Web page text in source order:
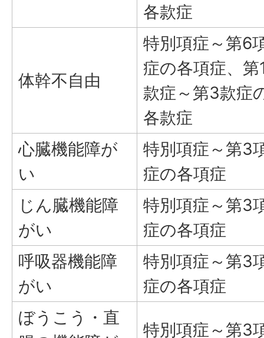
各款症
体幹不自由
特別項症～第6
症の各項症、第
款症～第3款症
各款症
心臓機能障が
い
特別項症～第3
症の各項症
じん臓機能障
がい
特別項症～第3
症の各項症
呼吸器機能障
がい
特別項症～第3
症の各項症
ぼうこう・直
特別項症～第3